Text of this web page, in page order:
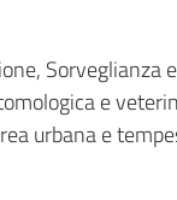
Sorveglianza
e
urbana e